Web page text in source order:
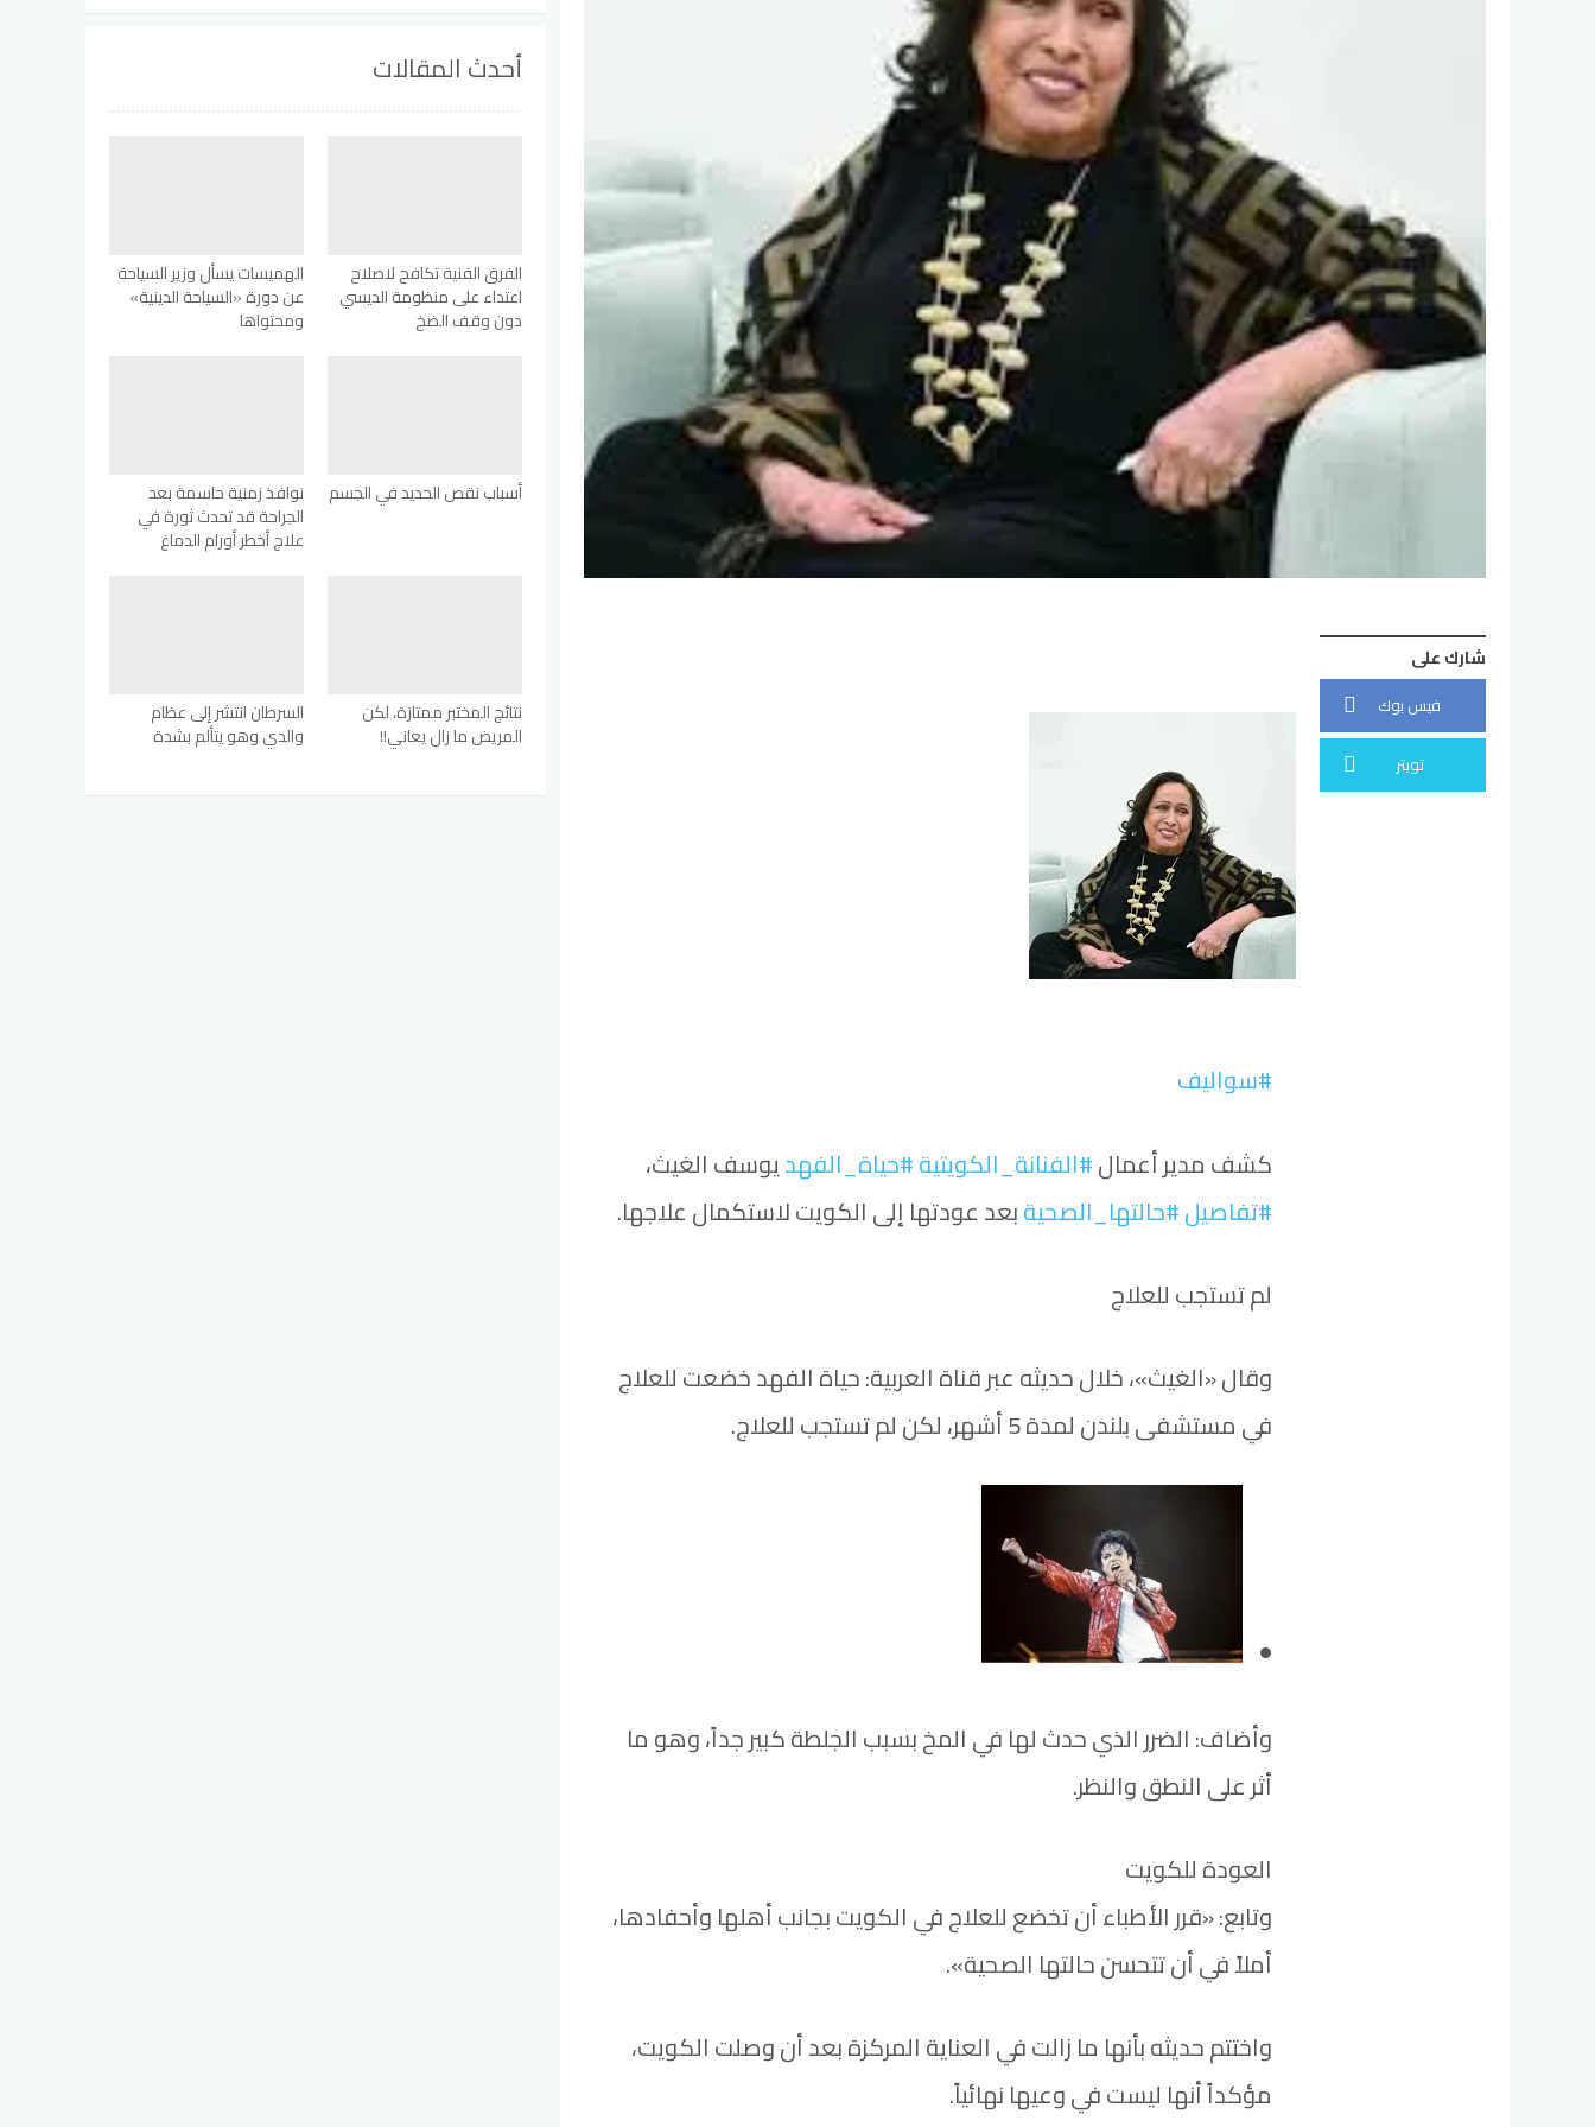
شارك على
فيس بوك
تويتر
#سواليف
كشف مدير أعمال#الفنانة_الكويتية#حياة_الفهديوسف الغيث،
#تفاصيل#حالتها_الصحيةبعد عودتها إلى الكويت لاستكمال علاجها.
لم تستجب للعلاج
وقال «الغيث»، خلال حديثه عبر قناة العربية: حياة الفهد خضعت للعلاج
في مستشفى بلندن لمدة 5 أشهر، لكن لم تستجب للعلاج.
وأضاف: الضرر الذي حدث لها في المخ بسبب الجلطة كبير جداً، وهو ما
أثر على النطق والنظر.
العودة للكويت
وتابع: «قرر الأطباء أن تخضع للعلاج في الكويت بجانب أهلها وأحفادها،
أملاً في أن تتحسن حالتها الصحية».
واختتم حديثه بأنها ما زالت في العناية المركزة بعد أن وصلت الكويت،
مؤكداً أنها ليست في وعيها نهائياً.
أحدث المقالات
الفرق الفنية تكافح لاصلاح
اعتداء على منظومة الديسي
دون وقف الضخ
الهميسات يسأل وزير السياحة
عن دورة «السياحة الدينية»
ومحتواها
أسباب نقص الحديد في الجسم نوافذ زمنية حاسمة بعد
الجراحة قد تحدث ثورة في
علاج أخطر أورام الدماغ
نتائج المختبر ممتازة، لكن
المريض ما زال يعاني!!
السرطان انتشر إلى عظام
والدي وهو يتألم بشدة